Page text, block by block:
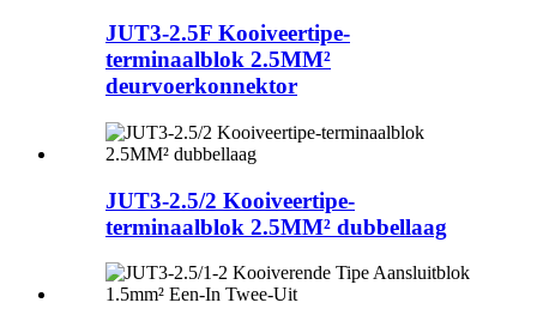
JUT3-2.5F Kooiveertipe-
terminaalblok 2.5MM²
deurvoerkonnektor
JUT3-2.5/2 Kooiveertipe-
terminaalblok 2.5MM² dubbellaag